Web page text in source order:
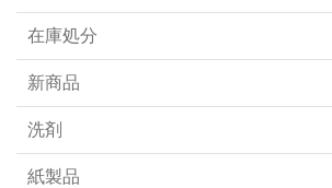
在庫処分
新商品
洗剤
紙製品